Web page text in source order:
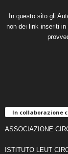
In questo sito gli
non dei link inseriti
In collaborazione
ASSOCIAZIONE
ISTITUTO LEUT